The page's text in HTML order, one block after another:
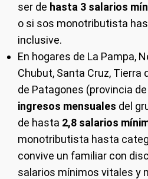
ser de hasta 3 salarios
o si sos monotributista
inclusive.
En hogares de La Pampa,
Chubut, Santa Cruz, Tierra
de Patagones (provincia
ingresos mensuales del
de hasta 2,8 salarios
monotributista hasta
convive un familiar con
salarios mínimos vitales y